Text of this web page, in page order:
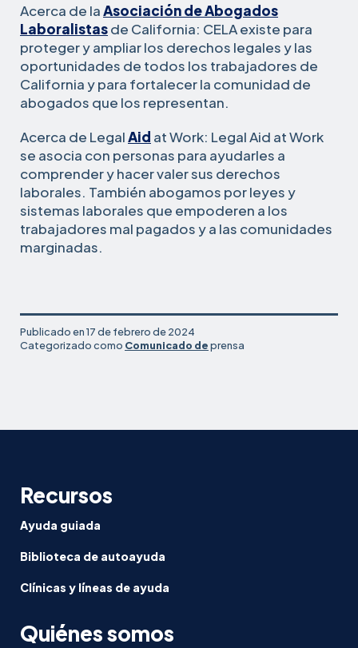
Acerca de laAsociación de Abogados
Laboralistasde California: CELA existe para
proteger y ampliar los derechos legales y las
oportunidades de todos los trabajadores de
California y para fortalecer la comunidad de
abogados que los representan.
Acerca de LegalAid at Work: Legal Aid at Work
se asocia con personas para ayudarles a
comprender y hacer valer sus derechos
laborales. También abogamos por leyes y
sistemas laborales que empoderen a los
trabajadores mal pagados y a las comunidades
marginadas.
Publicado en17 de febrero de 2024
Categorizado como Comunicado deprensa
Recursos
Ayuda guiada
Biblioteca de autoayuda
Clínicas y líneas de ayuda
Quiénes somos